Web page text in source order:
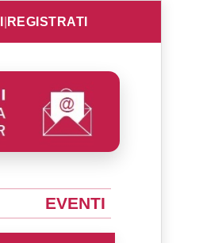
REGISTRATI
EVENTI